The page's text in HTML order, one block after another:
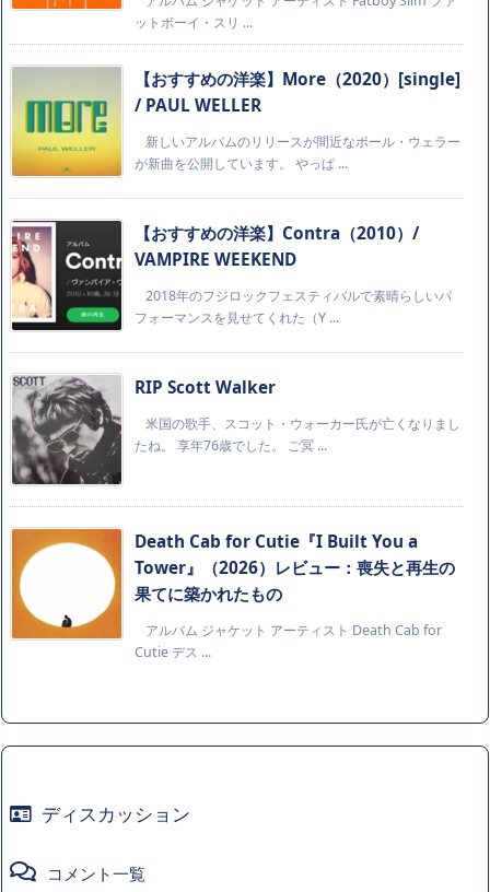
ットボーイ・スリ ...
【おすすめの洋楽】More（2020）[single]
/ PAUL WELLER
新しいアルバムのリリースが間近なポール・ウェラー
が新曲を公開しています。 やっぱ ...
【おすすめの洋楽】Contra（2010）/
VAMPIRE WEEKEND
2018年のフジロックフェスティバルで素晴らしいパ
フォーマンスを見せてくれた（Y ...
RIP Scott Walker
米国の歌手、スコット・ウォーカー氏が亡くなりまし
たね。 享年76歳でした。 ご冥 ...
Death Cab for Cutie『I Built You a
Tower』（2026）レビュー：喪失と再生の
果てに築かれたもの
アルバム ジャケット アーティスト Death Cab for
Cutie デス ...
ディスカッション
コメント一覧